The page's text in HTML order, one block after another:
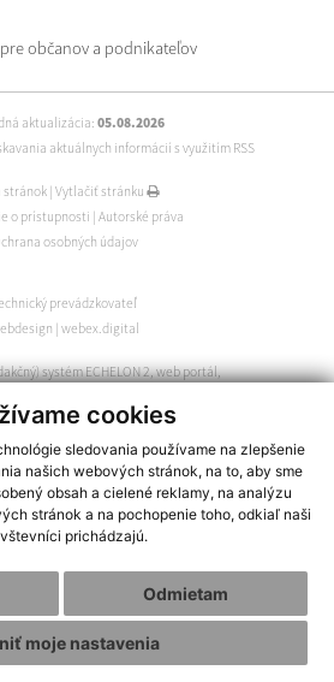
cookies
sledovania používame na zlepšenie
našich webových stránok, na to, aby sme
obsah a cielené reklamy, na analýzu
stránok a na pochopenie toho, odkiaľ naši
prichádzajú.
Odmietam
moje nastavenia
občanov a podnikateľov
aktualizácia: 05.08.2026
aktuálnych informácií s využitím RSS
stránok Vytlačiť stránku
o prístupnosti Autorské práva
osobných údajov
prevádzkovateľ
webex.digital
systém ECHELON 2,web portál,
webex.digital